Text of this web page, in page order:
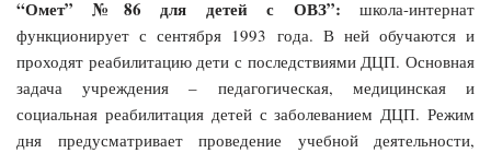
“Омет” №86 для детей с ОВЗ”: школа-интернат
функционирует с сентября 1993 года. В ней обучаются и
проходят реабилитацию дети с последствиями ДЦП. Основная
задача учреждения – педагогическая, медицинская и
социальная реабилитация детей с заболеванием ДЦП. Режим
дня предусматривает проведение учебной деятельности,